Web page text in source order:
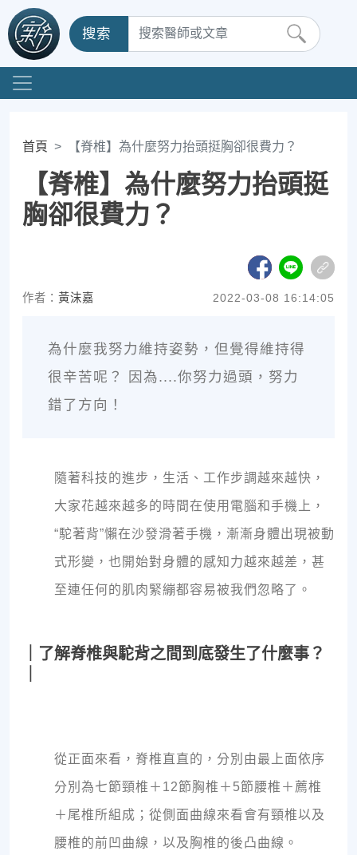
搜索
首頁 【脊椎】為什麼努力抬頭挺胸卻很費力？
【脊椎】為什麼努力抬頭挺
胸卻很費力？
作者： 黃沫嘉 2022-03-08 16:14:05
為什麼我努力維持姿勢，但覺得維持得
很辛苦呢？ 因為....你努力過頭，努力
錯了方向！
隨著科技的進步，生活、工作步調越來越快，
大家花越來越多的時間在使用電腦和手機上，
“駝著背”懶在沙發滑著手機，漸漸身體出現被動
式形變，也開始對身體的感知力越來越差，甚
至連任何的肌肉緊繃都容易被我們忽略了。
｜了解脊椎與駝背之間到底發生了什麼事？
從正面來看，脊椎直直的，分別由最上面依序
分別為七節頸椎＋12節胸椎＋5節腰椎＋薦椎
＋尾椎所組成；從側面曲線來看會有頸椎以及
腰椎的前凹曲線，以及胸椎的後凸曲線。